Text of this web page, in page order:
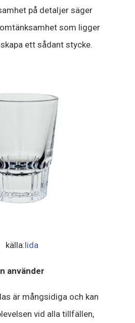
på detaljer säger
som ligger
ett sådant stycke.
källa:lida
använder
är mångsidiga och kan
vid alla tillfällen,